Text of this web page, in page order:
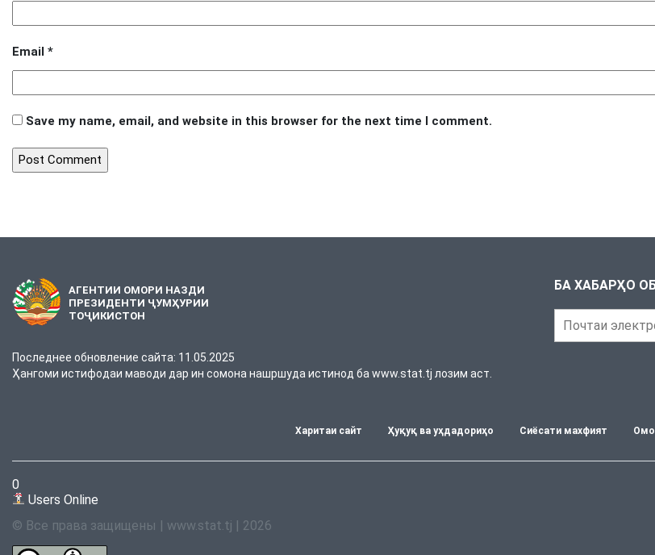
Email *
Save my name, email, and website in this browser for the next time I comment.
АГЕНТИИ ОМОРИ НАЗДИ
ПРЕЗИДЕНТИ ҶУМҲУРИИ
ТОҶИКИСТОН
Последнее обновление сайта: 11.05.2025
Ҳангоми истифодаи маводи дар ин сомона нашршуда истинод ба www.stat.tj лозим аст.
БА ХАБАРҲО
Харитаи сайт Ҳуқуқ ва уҳдадориҳо Сиёсати махфият
0
Users Online
© Все права защищены | www.stat.tj | 2026